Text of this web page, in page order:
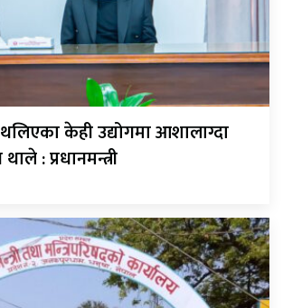
केही उद्योगमा आशालाग्दा
: प्रधानमन्त्री